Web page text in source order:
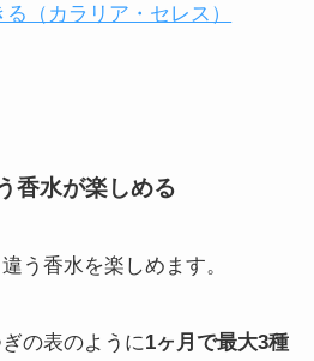
（カラリア・セレス）
香水が楽しめる
う香水を楽しめます。
の表のように1ヶ月で最大3種